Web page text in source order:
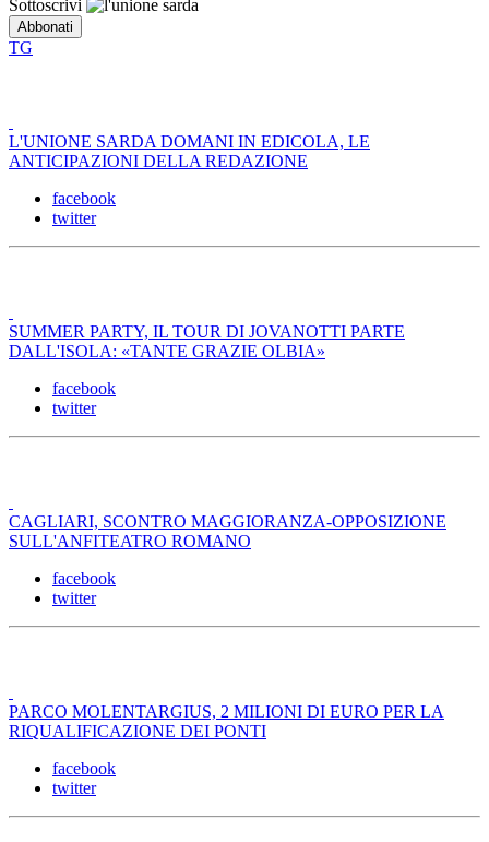
Sottoscrivi
TG
L'UNIONE SARDA DOMANI IN EDICOLA, LE
ANTICIPAZIONI DELLA REDAZIONE
facebook
twitter
SUMMER PARTY, IL TOUR DI JOVANOTTI PARTE
DALL'ISOLA: «TANTE GRAZIE OLBIA»
facebook
twitter
CAGLIARI, SCONTRO MAGGIORANZA-OPPOSIZIONE
SULL'ANFITEATRO ROMANO
facebook
twitter
PARCO MOLENTARGIUS, 2 MILIONI DI EURO PER LA
RIQUALIFICAZIONE DEI PONTI
facebook
twitter